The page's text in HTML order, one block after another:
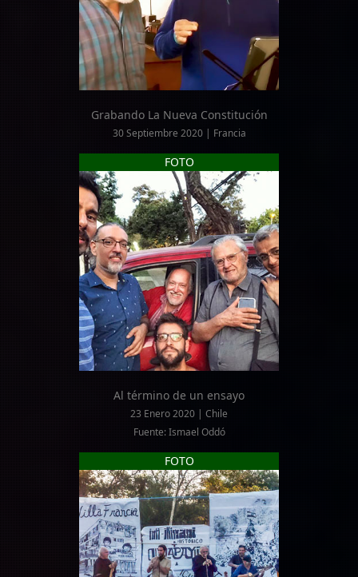
Grabando La Nueva Constitución
30 Septiembre 2020 | Francia
FOTO
Al término de un ensayo
23 Enero 2020 | Chile
Fuente: Ismael Oddó
FOTO